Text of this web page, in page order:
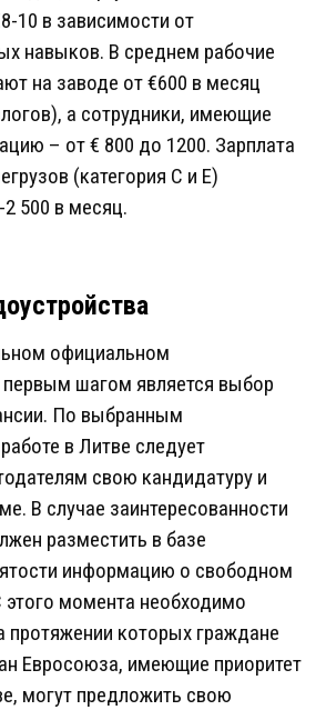
10 в зависимости от
навыков. В среднем рабочие
на заводе от €600 в месяц
а сотрудники, имеющие
– от € 800 до 1200. Зарплата
(категория C и E)
2 500 в месяц.
официальном
первым шагом является выбор
По выбранным
в Литве следует
свою кандидатуру и
В случае заинтересованности
разместить в базе
информацию о свободном
момента необходимо
протяжении которых граждане
Евросоюза, имеющие приоритет
могут предложить свою